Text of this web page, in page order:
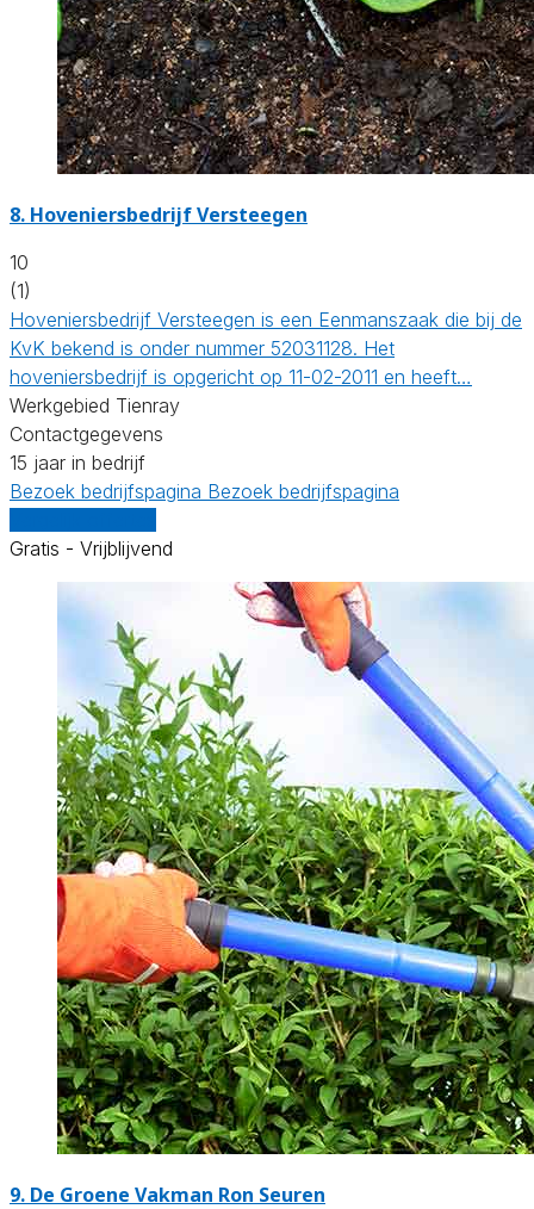
8. Hoveniersbedrijf Versteegen
10
(1)
Hoveniersbedrijf Versteegen is een Eenmanszaak die bij de
KvK bekend is onder nummer 52031128. Het
hoveniersbedrijf is opgericht op 11-02-2011 en heeft…
Werkgebied Tienray
Contactgegevens
15 jaar in bedrijf
Bezoek bedrijfspagina Bezoek bedrijfspagina
Gratis - Vrijblijvend
9. De Groene Vakman Ron Seuren